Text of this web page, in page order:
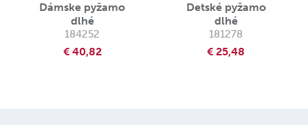
Dámske pyžamo
dlhé
184252
€ 40,82
Detské pyžamo
dlhé
181278
€ 25,48